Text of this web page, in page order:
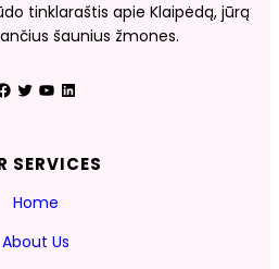
tinklaraštis apie Klaipėdą, jūrą
šaunius žmones.
Twitter YouTube LinkedIn
SERVICES
Home
About Us